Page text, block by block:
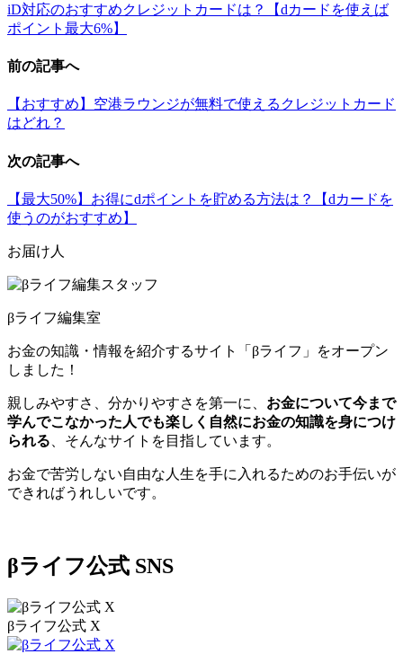
iD対応のおすすめクレジットカードは？【dカードを使えば
ポイント最大6%】
前の記事へ
【おすすめ】空港ラウンジが無料で使えるクレジットカード
はどれ？
次の記事へ
【最大50%】お得にdポイントを貯める方法は？【dカードを
使うのがおすすめ】
お届け人
βライフ編集室
お金の知識・情報を紹介するサイト「βライフ」をオープン
しました！
親しみやすさ、分かりやすさを第一に、 お金について今まで
学んでこなかった人でも楽しく自然にお金の知識を身につけ
られる 、そんなサイトを目指しています。
お金で苦労しない自由な人生を手に入れるためのお手伝いが
できればうれしいです。
βライフ公式 SNS
βライフ公式 X